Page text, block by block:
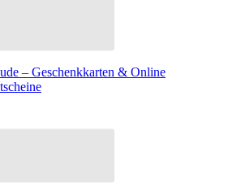
– Geschenkkarten & Online